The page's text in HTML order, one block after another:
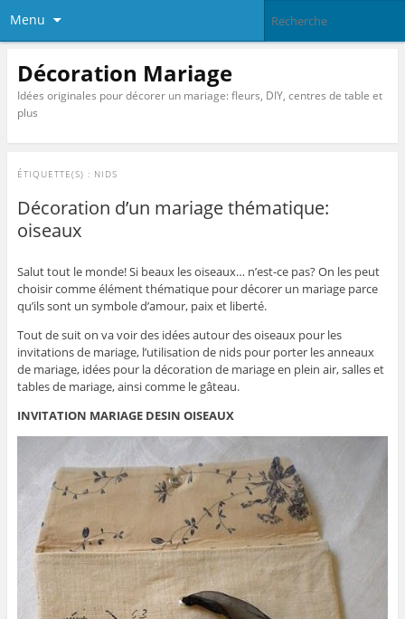
Menu
Décoration Mariage
Idées originales pour décorer un mariage: fleurs, DIY, centres de table et
plus
ÉTIQUETTE(S) : NIDS
Décoration d’un mariage thématique:
oiseaux
Salut tout le monde! Si beaux les oiseaux… n’est-ce pas? On les peut
choisir comme élément thématique pour décorer un mariage parce
qu’ils sont un symbole d’amour, paix et liberté.
Tout de suit on va voir des idées autour des oiseaux pour les
invitations de mariage, l’utilisation de nids pour porter les anneaux
de mariage, idées pour la décoration de mariage en plein air, salles et
tables de mariage, ainsi comme le gâteau.
INVITATION MARIAGE DESIN OISEAUX